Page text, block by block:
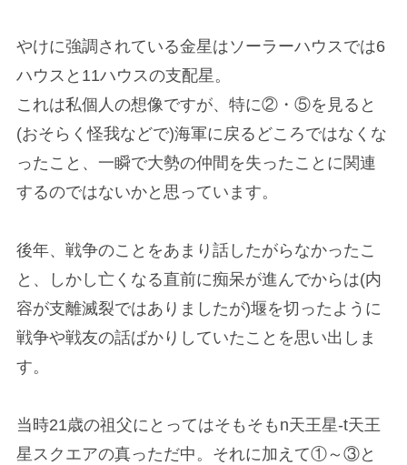
やけに強調されている金星はソーラーハウスでは6
ハウスと11ハウスの支配星。
これは私個人の想像ですが、特に②・⑤を見ると
(おそらく怪我などで)海軍に戻るどころではなくな
ったこと、一瞬で大勢の仲間を失ったことに関連
するのではないかと思っています。
後年、戦争のことをあまり話したがらなかったこ
と、しかし亡くなる直前に痴呆が進んでからは(内
容が支離滅裂ではありましたが)堰を切ったように
戦争や戦友の話ばかりしていたことを思い出しま
す。
当時21歳の祖父にとってはそもそもn天王星-t天王
星スクエアの真っただ中。それに加えて①～③と